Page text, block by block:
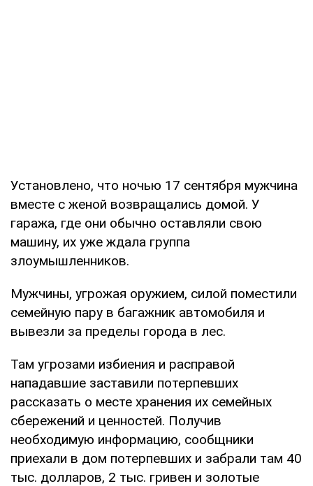
Установлено, что ночью 17 сентября мужчина
вместе с женой возвращались домой. У
гаража, где они обычно оставляли свою
машину, их уже ждала группа
злоумышленников.
Мужчины, угрожая оружием, силой поместили
семейную пару в багажник автомобиля и
вывезли за пределы города в лес.
Там угрозами избиения и расправой
нападавшие заставили потерпевших
рассказать о месте хранения их семейных
сбережений и ценностей. Получив
необходимую информацию, сообщники
приехали в дом потерпевших и забрали там 40
тыс. долларов, 2 тыс. гривен и золотые